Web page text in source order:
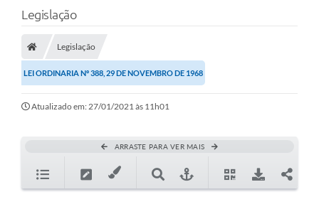
A Prefeitura
Diário Oficial
TRANSPARÊNCIA
Contato
Iluminação Pública
Legislação
Legislação
LEI ORDINARIA Nº 388, 29 DE NOVEMBRO DE 1968
Atualizado em: 27/01/2021 às 11h01
ARRASTE PARA VER MAIS